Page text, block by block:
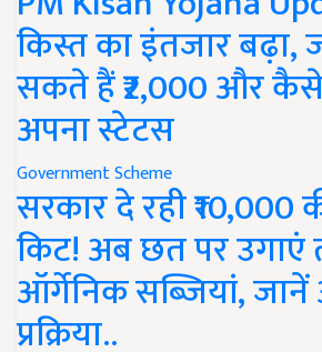
किस्त का इंतजार
सकते हैं ₹2,000 और
अपना स्टेटस
Government Scheme
सरकार दे रही ₹10,000
किट! अब छत पर उगाएं
ऑर्गेनिक सब्जियां,
प्रक्रिया..